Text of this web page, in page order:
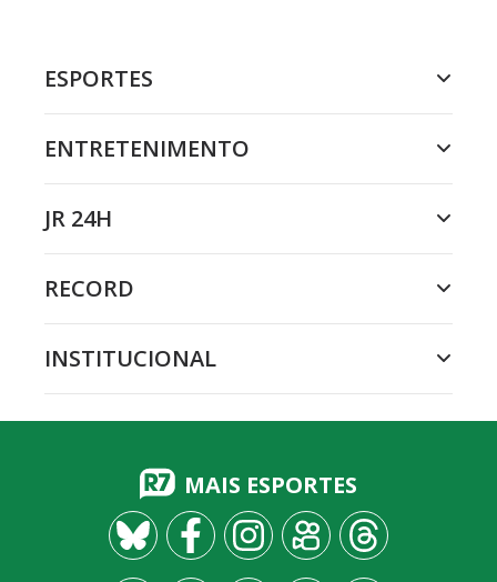
ESPORTES
ENTRETENIMENTO
JR 24H
RECORD
INSTITUCIONAL
MAIS ESPORTES